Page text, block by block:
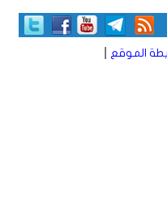
الموقع